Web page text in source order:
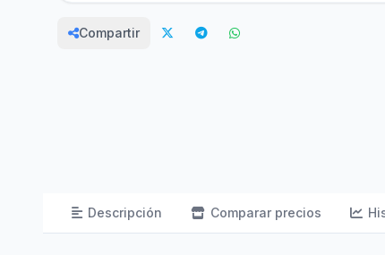
Compartir
Descripción Comparar precios